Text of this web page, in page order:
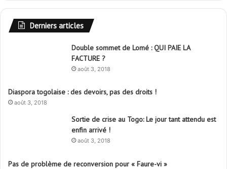
Derniers articles
Double sommet de Lomé : QUI PAIE LA
FACTURE ?
août 3, 2018
Diaspora togolaise : des devoirs, pas des droits !
août 3, 2018
Sortie de crise au Togo: Le jour tant attendu est
enfin arrivé !
août 3, 2018
Pas de problème de reconversion pour « Faure-vi »